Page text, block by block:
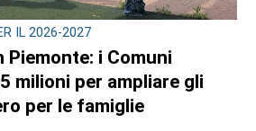
IL 2026-2027
Piemonte: i Comuni
milioni per ampliare gli
per le famiglie